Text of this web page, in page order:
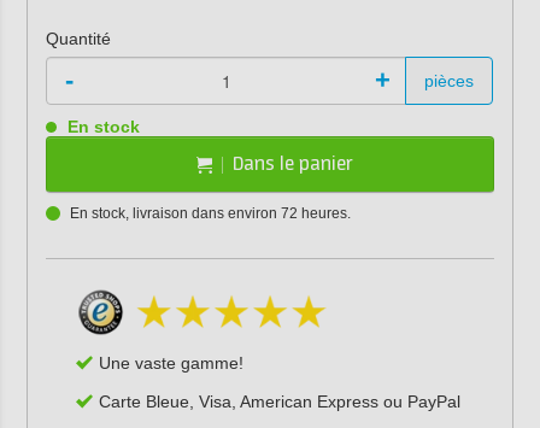
Quantité
- + pièces
En stock
Dans le panier
En stock, livraison dans environ 72 heures.
Une vaste gamme!
Carte Bleue, Visa, American Express ou PayPal